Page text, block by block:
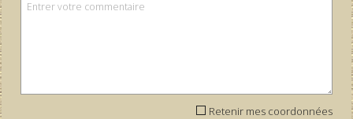
Retenir mes coordonnées